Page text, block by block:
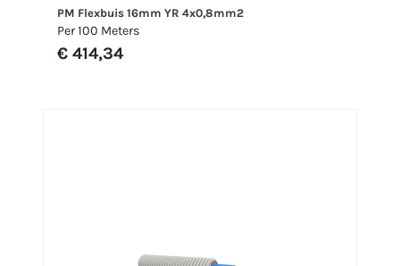
PM Flexbuis 16mm YR 4x0,8mm2
Per 100 Meters
€ 414,34